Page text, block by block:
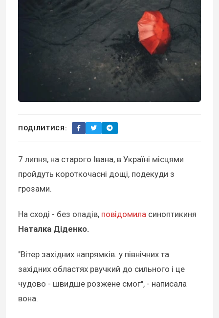
ПОДІЛИТИСЯ:
7 липня, на старого Івана, в Україні місцями
пройдуть короткочасні дощі, подекуди з
грозами.
На сході - без опадів, повідомила синоптикиня
Наталка Діденко.
"Вітер західних напрямків. у північних та
західних областях рвучкий до сильного і це
чудово - швидше розжене смог", - написала
вона.